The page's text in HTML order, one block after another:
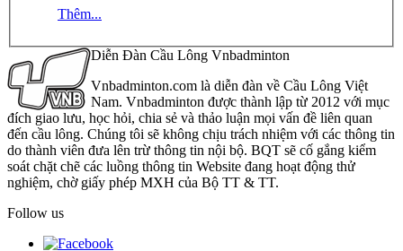
Thêm...
Diễn Đàn Cầu Lông Vnbadminton
Vnbadminton.com là diễn đàn về Cầu Lông Việt
Nam. Vnbadminton được thành lập từ 2012 với mục
đích giao lưu, học hỏi, chia sẻ và thảo luận mọi vấn đề liên quan
đến cầu lông. Chúng tôi sẽ không chịu trách nhiệm với các thông tin
do thành viên đưa lên trừ thông tin nội bộ. BQT sẽ cố gắng kiểm
soát chặt chẽ các luồng thông tin Website đang hoạt động thử
nghiệm, chờ giấy phép MXH của Bộ TT & TT.
Follow us